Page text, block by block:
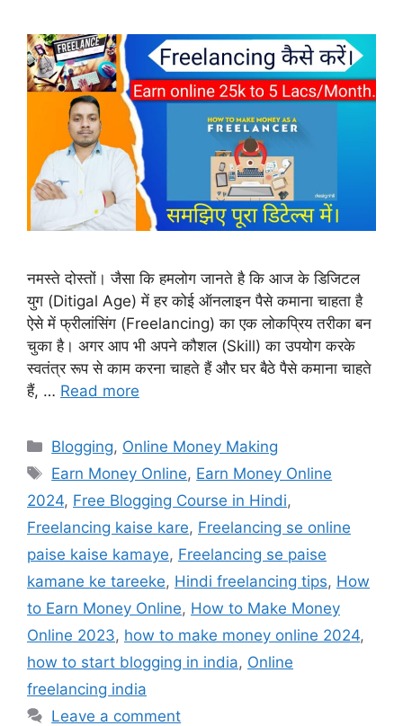
नमस्ते दोस्तों। जैसा कि हमलोग जानते है कि आज के डिजिटल
युग (Ditigal Age) में हर कोई ऑनलाइन पैसे कमाना चाहता है
ऐसे में फ्रीलांसिंग (Freelancing) का एक लोकप्रिय तरीका बन
चुका है। अगर आप भी अपने कौशल (Skill) का उपयोग करके
स्वतंत्र रूप से काम करना चाहते हैं और घर बैठे पैसे कमाना चाहते
हैं, … Read more
Categories
Blogging, Online Money Making
Tags
Earn Money Online, Earn Money Online
2024, Free Blogging Course in Hindi,
Freelancing kaise kare, Freelancing se online
paise kaise kamaye, Freelancing se paise
kamane ke tareeke, Hindi freelancing tips, How
to Earn Money Online, How to Make Money
Online 2023, how to make money online 2024,
how to start blogging in india, Online
freelancing india
Leave a comment